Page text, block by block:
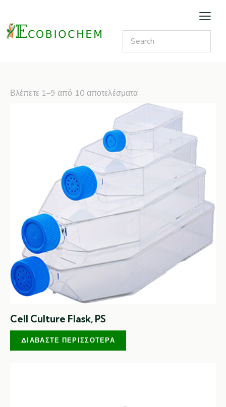
Βλέπετε 1–9 από 10 αποτελέσματα
Cell Culture Flask, PS
ΔΙΑΒΆΣΤΕ ΠΕΡΙΣΣΌΤΕΡΑ